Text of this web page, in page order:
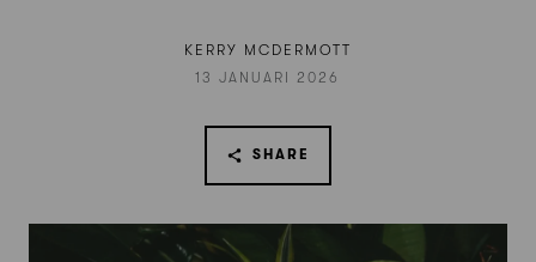
KERRY MCDERMOTT
13 JANUARI 2026
SHARE